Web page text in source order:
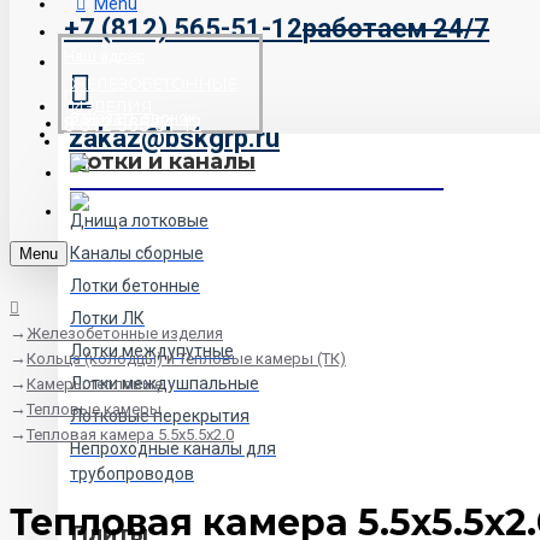
+7 (812) 565-51-12работаем 24/7
zakaz@bskgrp.ru
ЖЕЛЕЗОБЕТОННЫЕ
ИЗДЕЛИЯ
Лотки и каналы
Днища лотковые
Каналы сборные
Лотки бетонные
Лотки ЛК
Лотки междупутные
Лотки междушпальные
Лотковые перекрытия
Непроходные каналы для
трубопроводов
Плиты
8 812 565 51 12
Menu
Железобетонные изделия
Кольца (колодцы) и Тепловые камеры (ТК)
Камеры тепловые
Тепловые камеры
Тепловая камера 5.5x5.5х2.0
Тепловая камера